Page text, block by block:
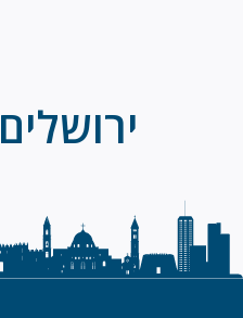
ירושלים